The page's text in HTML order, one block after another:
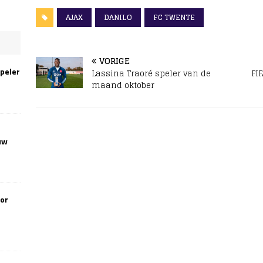
AJAX DANILO FC TWENTE
VORIGE
Lassina Traoré speler van de
maand oktober